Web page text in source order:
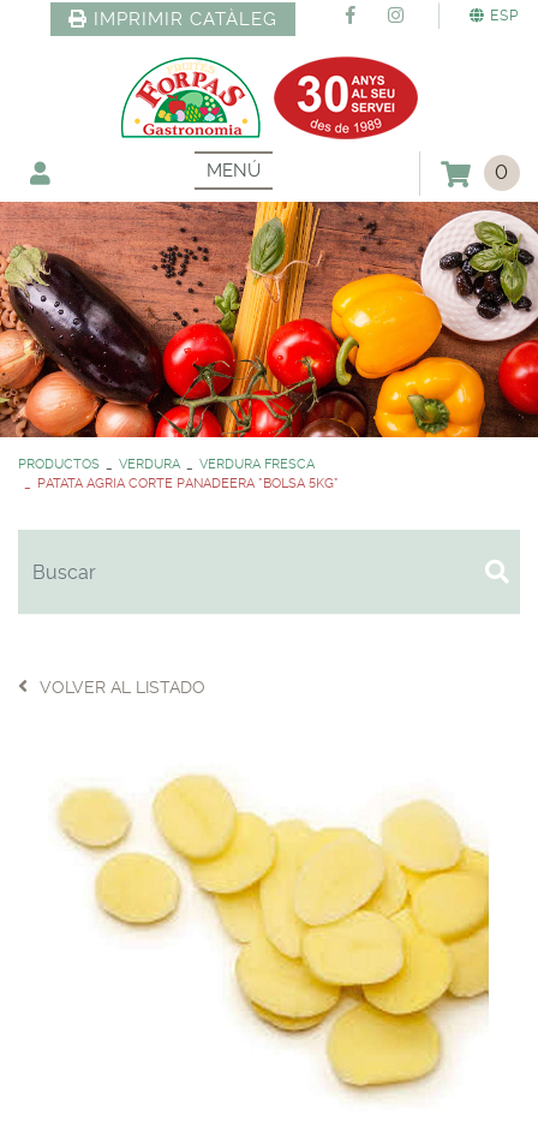
ESP
IMPRIMIR CATÀLEG
MENÚ 0
PRODUCTOS VERDURA
VERDURA FRESCA
PATATA AGRIA CORTE PANADEERA *BOLSA 5KG*
VOLVER AL LISTADO